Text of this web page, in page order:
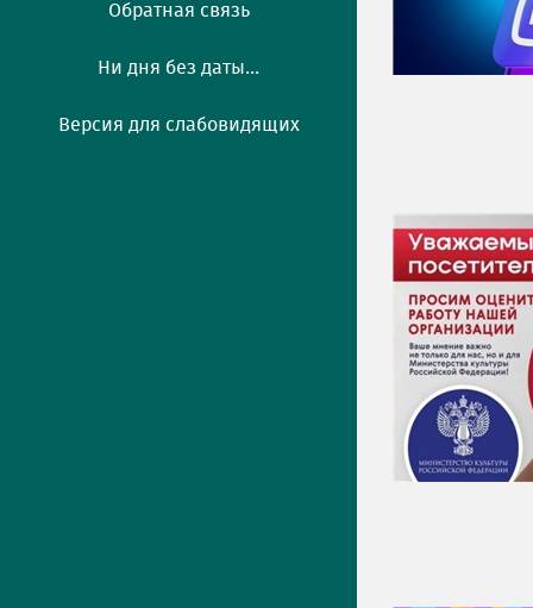
Обратная связь
Ни дня без даты...
Версия для слабовидящих